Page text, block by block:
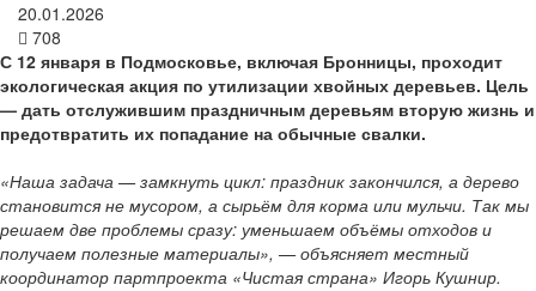
20.01.2026
708
С 12 января в Подмосковье, включая Бронницы, проходит
экологическая акция по утилизации хвойных деревьев. Цель
— дать отслужившим праздничным деревьям вторую жизнь и
предотвратить их попадание на обычные свалки.
«Наша задача — замкнуть цикл: праздник закончился, а дерево
становится не мусором, а сырьём для корма или мульчи. Так мы
решаем две проблемы сразу: уменьшаем объёмы отходов и
получаем полезные материалы», — объясняет местный
координатор партпроекта «Чистая страна» Игорь Кушнир.